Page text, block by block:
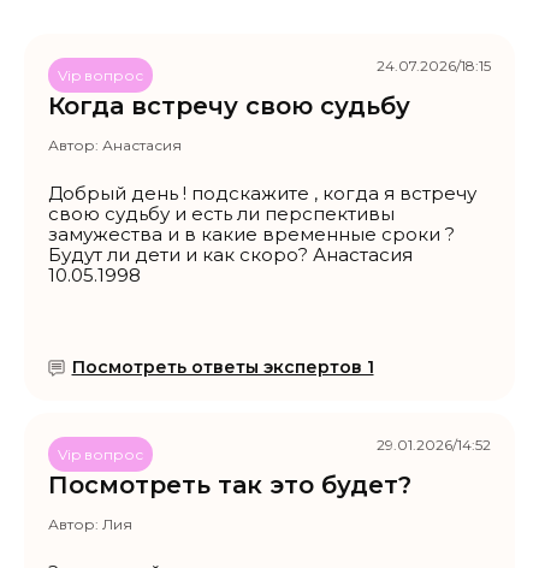
Когда встречу свою судьбу
Vip вопрос
Автор: Анастасия
Добрый день ! подскажите , когда я встречу
свою судьбу и есть ли перспективы
замужества и в какие временные сроки ?
Будут ли дети и как скоро? Анастасия
10.05.1998
Посмотреть ответы экспертов 1
24.07.2026/18:15
Посмотреть так это будет?
Vip вопрос
Автор: Лия
29.01.2026/14:52